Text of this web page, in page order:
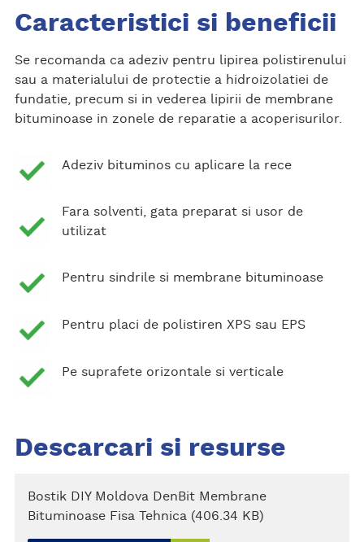
Caracteristici si beneficii
Se recomanda ca adeziv pentru lipirea polistirenului
sau a materialului de protectie a hidroizolatiei de
fundatie, precum si in vederea lipirii de membrane
bituminoase in zonele de reparatie a acoperisurilor.
Adeziv bituminos cu aplicare la rece
Fara solventi, gata preparat si usor de
utilizat
Pentru sindrile si membrane bituminoase
Pentru placi de polistiren XPS sau EPS
Pe suprafete orizontale si verticale
Descarcari si resurse
Bostik DIY Moldova DenBit Membrane
Bituminoase Fisa Tehnica (406.34 KB)